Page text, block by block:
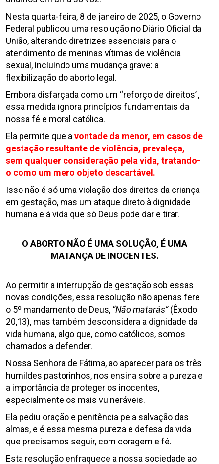
Nesta quarta-feira, 8 de janeiro de 2025, o Governo
Federal publicou uma resolução no Diário Oficial da
União, alterando diretrizes essenciais para o
atendimento de meninas vítimas de violência
sexual, incluindo uma mudança grave: a
flexibilização do aborto legal.
Embora disfarçada como um “reforço de direitos”,
essa medida ignora princípios fundamentais da
nossa fé e moral católica.
Ela permite que a vontade da menor, em casos de
gestação resultante de violência, prevaleça,
sem qualquer consideração pela vida, tratando-
o como um mero objeto descartável.
Isso não é só uma violação dos direitos da criança
em gestação, mas um ataque direto à dignidade
humana e à vida que só Deus pode dar e tirar.
O ABORTO NÃO É UMA SOLUÇÃO, É UMA
MATANÇA DE INOCENTES.
Ao permitir a interrupção de gestação sob essas
novas condições, essa resolução não apenas fere
o 5º mandamento de Deus, “Não matarás” (Êxodo
20,13), mas também desconsidera a dignidade da
vida humana, algo que, como católicos, somos
chamados a defender.
Nossa Senhora de Fátima, ao aparecer para os três
humildes pastorinhos, nos ensina sobre a pureza e
a importância de proteger os inocentes,
especialmente os mais vulneráveis.
Ela pediu oração e penitência pela salvação das
almas, e é essa mesma pureza e defesa da vida
que precisamos seguir, com coragem e fé.
Esta resolução enfraquece a nossa sociedade ao